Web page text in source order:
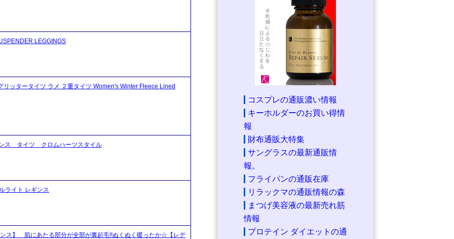
LEGGINGS
ッタータイツ ラメ ２重タイツ Women's Winter Fleece Lined
ス タイツ クロムハーツスタイル
ライト レギンス
ス】 肌にあたる部分が全部が裏起毛!!ぬくぬく暖ったか☆【レデ
コスプレの通販濃い情報
キーホルダーのお買い得情
報
財布通販大特集
サングラスの最新通販情
報。
フライパンの通販在庫
リラックマの通販情報の森
まつげ美容液の最新売れ筋
情報
プロテイン ダイエットの通